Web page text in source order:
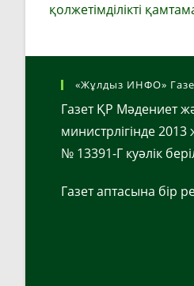
қолжетімділікті
«Жұлдыз ИНФО»
Газет ҚР Мәдениет
министрлігінде
№ 13391-Г куәлік
Газет аптасына бір